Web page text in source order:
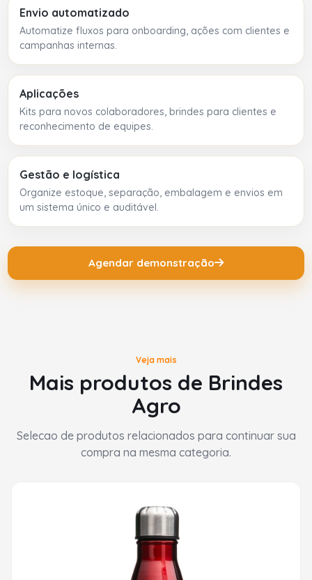
Envio automatizado
Automatize fluxos para onboarding, ações com clientes e
campanhas internas.
Aplicações
Kits para novos colaboradores, brindes para clientes e
reconhecimento de equipes.
Gestão e logística
Organize estoque, separação, embalagem e envios em
um sistema único e auditável.
Agendar demonstração
Veja mais
Mais produtos de Brindes
Agro
Selecao de produtos relacionados para continuar sua
compra na mesma categoria.